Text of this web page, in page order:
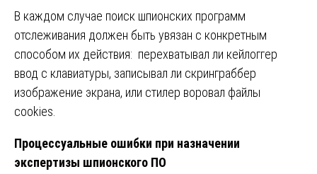
В каждом случае поиск шпионских программ
отслеживания должен быть увязан с конкретным
способом их действия: перехватывал ли кейлоггер
ввод с клавиатуры, записывал ли скринграббер
изображение экрана, или стилер воровал файлы
cookies.
Процессуальные ошибки при назначении
экспертизы шпионского ПО